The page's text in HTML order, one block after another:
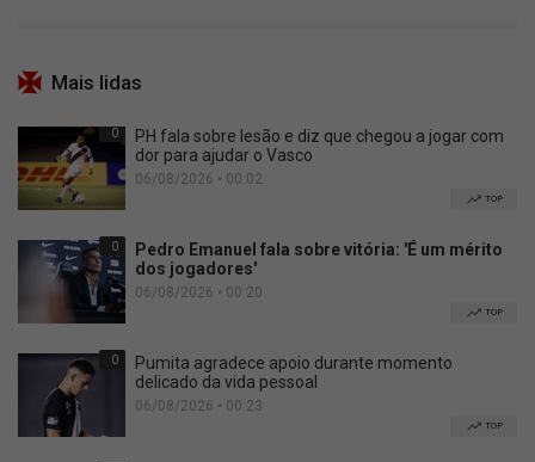
Mais lidas
0
PH fala sobre lesão e diz que chegou a jogar com
dor para ajudar o Vasco
06/08/2026 • 00:02
TOP
0
Pedro Emanuel fala sobre vitória: 'É um mérito
dos jogadores'
06/08/2026 • 00:20
TOP
0
Pumita agradece apoio durante momento
delicado da vida pessoal
06/08/2026 • 00:23
TOP